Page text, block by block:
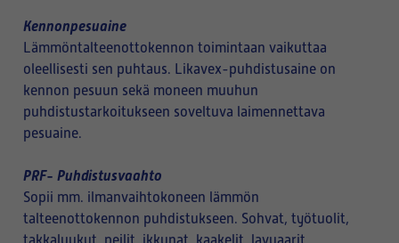
Kennonpesuaine
Lämmöntalteenottokennon toimintaan vaikuttaa
oleellisesti sen puhtaus. Likavex-puhdistusaine on
kennon pesuun sekä moneen muuhun
puhdistustarkoitukseen soveltuva laimennettava
pesuaine.
PRF- Puhdistusvaahto
Sopii mm. ilmanvaihtokoneen lämmön
talteenottokennon puhdistukseen. Sohvat, työtuolit,